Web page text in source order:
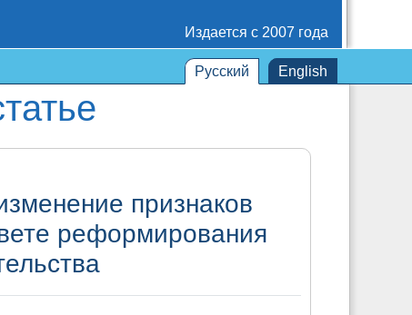
Издается с 2007 года
Русский English
признаков
реформирования